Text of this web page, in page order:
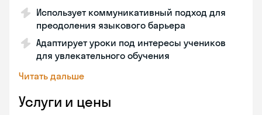
Использует коммуникативный подход для
преодоления языкового барьера
Адаптирует уроки под интересы учеников
для увлекательного обучения
Читать дальше
Услуги и цены